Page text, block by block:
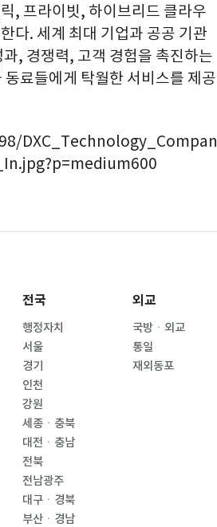
, 프라이빗, 하이브리드 클라우
다. 세계 최대 기업과 공공 기관
, 경쟁력, 고객 경험을 촉진하는
료들에게 탁월한 서비스를 제공
DXC_Technology_Compan
전국
행정자치
서울
경기
인천
강원
세종ㆍ충북
대전ㆍ충남
전북
전남광주
대구ㆍ경북
부산ㆍ경남
외교
국방ㆍ외교
통일
재외동포